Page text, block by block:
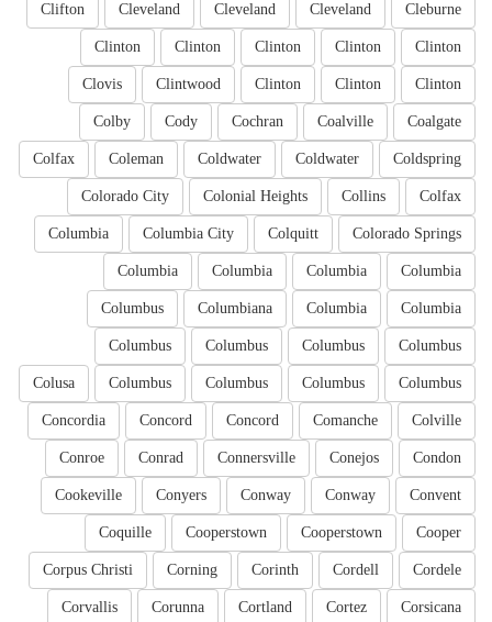
Cleburne
Cleveland
Cleveland
Cleveland
Clifton
Clinton
Clinton
Clinton
Clinton
Clinton
Clinton
Clinton
Clinton
Clintwood
Clovis
Coalgate
Coalville
Cochran
Cody
Colby
Coldspring
Coldwater
Coldwater
Coleman
Colfax
Colfax
Collins
Colonial Heights
Colorado City
Colorado Springs
Colquitt
Columbia City
Columbia
Columbia
Columbia
Columbia
Columbia
Columbia
Columbia
Columbiana
Columbus
Columbus
Columbus
Columbus
Columbus
Columbus
Columbus
Columbus
Columbus
Colusa
Colville
Comanche
Concord
Concord
Concordia
Condon
Conejos
Connersville
Conrad
Conroe
Convent
Conway
Conway
Conyers
Cookeville
Cooper
Cooperstown
Cooperstown
Coquille
Cordele
Cordell
Corinth
Corning
Corpus Christi
Corsicana
Cortez
Cortland
Corunna
Corvallis